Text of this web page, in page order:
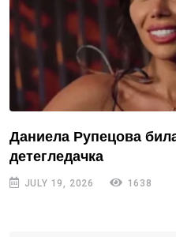
Даниела Рупецова
детегледачка
JULY 19, 2026 1638